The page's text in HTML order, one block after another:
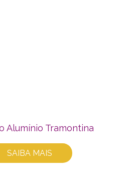
Alumínio Tramontina
SAIBA MAIS